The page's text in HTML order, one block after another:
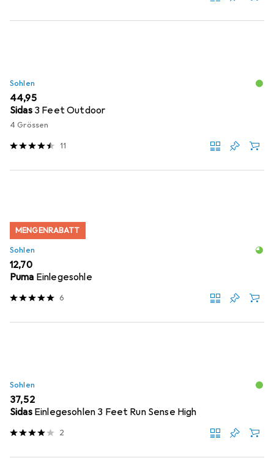
Sohlen
EUR
44,95
Sidas 3 Feet Outdoor
4 Grössen
11
MENGENRABATT
Sohlen
EUR
12,70
Puma Einlegesohle
6
Sohlen
EUR
37,52
Sidas Einlegesohlen 3 Feet Run Sense High
2